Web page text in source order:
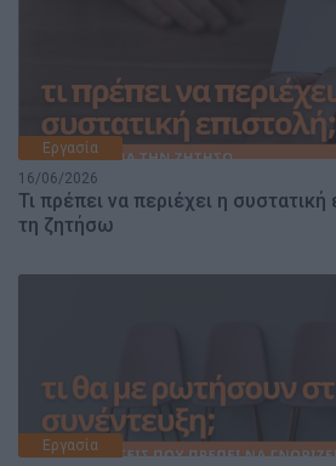
Εργασία
16/06/2026
Τι πρέπει να περιέχει η
τη ζητήσω
Εργασία